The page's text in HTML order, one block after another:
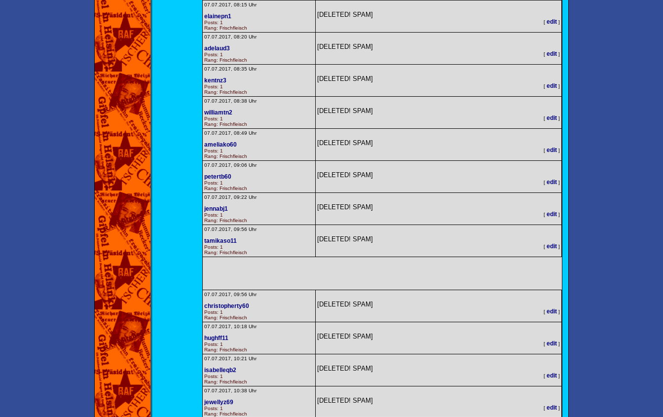
07.07.2017, 08:15 Uhr
elainepn1
Posts: 1
Rang: Frischfleisch
[DELETED! SPAM]
[ edit ]
07.07.2017, 08:20 Uhr
adelaud3
Posts: 1
Rang: Frischfleisch
[DELETED! SPAM]
[ edit ]
07.07.2017, 08:35 Uhr
kentnz3
Posts: 1
Rang: Frischfleisch
[DELETED! SPAM]
[ edit ]
07.07.2017, 08:38 Uhr
williamtn2
Posts: 1
Rang: Frischfleisch
[DELETED! SPAM]
[ edit ]
07.07.2017, 08:49 Uhr
ameliako60
Posts: 1
Rang: Frischfleisch
[DELETED! SPAM]
[ edit ]
07.07.2017, 09:06 Uhr
petertb60
Posts: 1
Rang: Frischfleisch
[DELETED! SPAM]
[ edit ]
07.07.2017, 09:22 Uhr
jennabj1
Posts: 1
Rang: Frischfleisch
[DELETED! SPAM]
[ edit ]
07.07.2017, 09:56 Uhr
tamikaso11
Posts: 1
Rang: Frischfleisch
[DELETED! SPAM]
[ edit ]
07.07.2017, 09:56 Uhr
christopherty60
Posts: 1
Rang: Frischfleisch
[DELETED! SPAM]
[ edit ]
07.07.2017, 10:18 Uhr
hughff11
Posts: 1
Rang: Frischfleisch
[DELETED! SPAM]
[ edit ]
07.07.2017, 10:21 Uhr
isabelleqb2
Posts: 1
Rang: Frischfleisch
[DELETED! SPAM]
[ edit ]
07.07.2017, 10:38 Uhr
jewellyz69
Posts: 1
Rang: Frischfleisch
[DELETED! SPAM]
[ edit ]